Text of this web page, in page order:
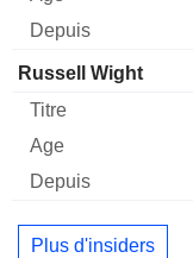
Russell Wight
Plus d'insiders